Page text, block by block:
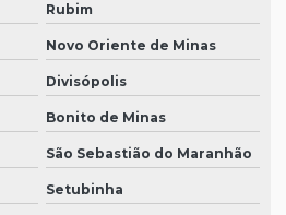
Rubim
Novo Oriente de Minas
Divisópolis
Bonito de Minas
São Sebastião do Maranhão
Setubinha